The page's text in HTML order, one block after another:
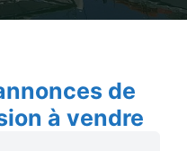
de
à vendre